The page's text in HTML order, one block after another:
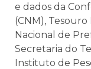
e dados da
(CNM),
Nacional de
Secretaria do
Instituto de